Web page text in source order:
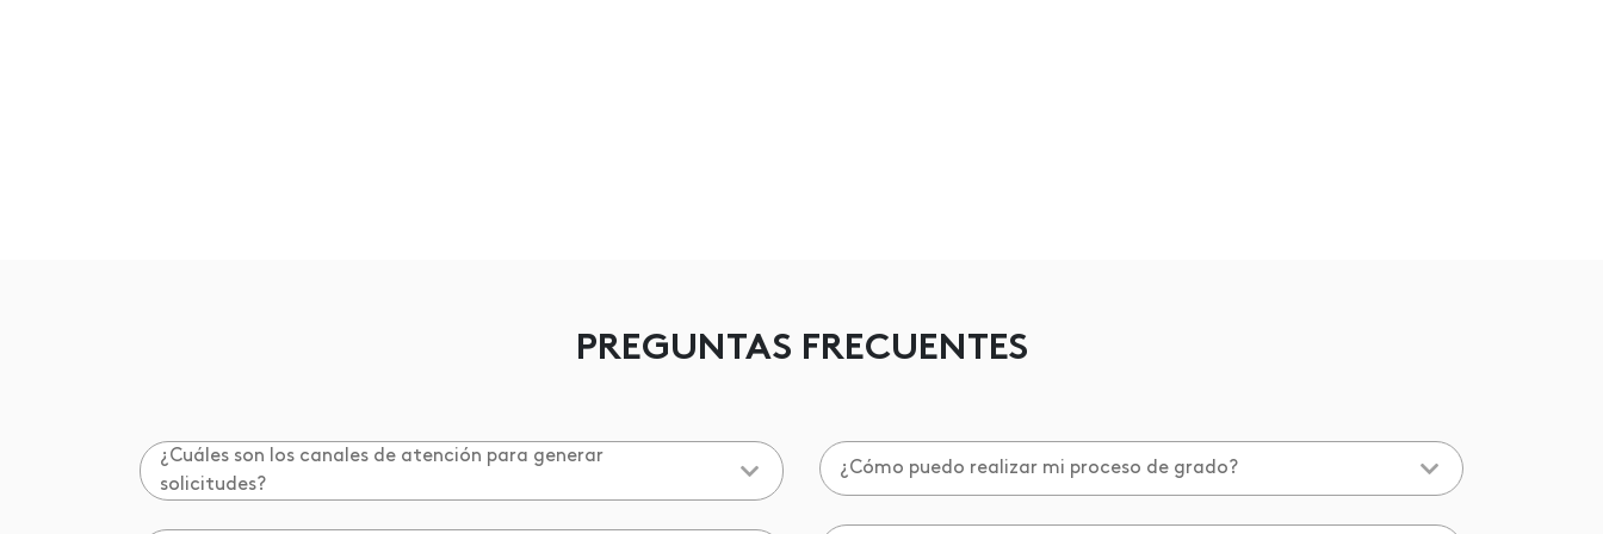
PREGUNTAS FRECUENTES
¿Cuáles son los canales de atención para generar
solicitudes?
¿Cómo puedo realizar mi proceso de grado?